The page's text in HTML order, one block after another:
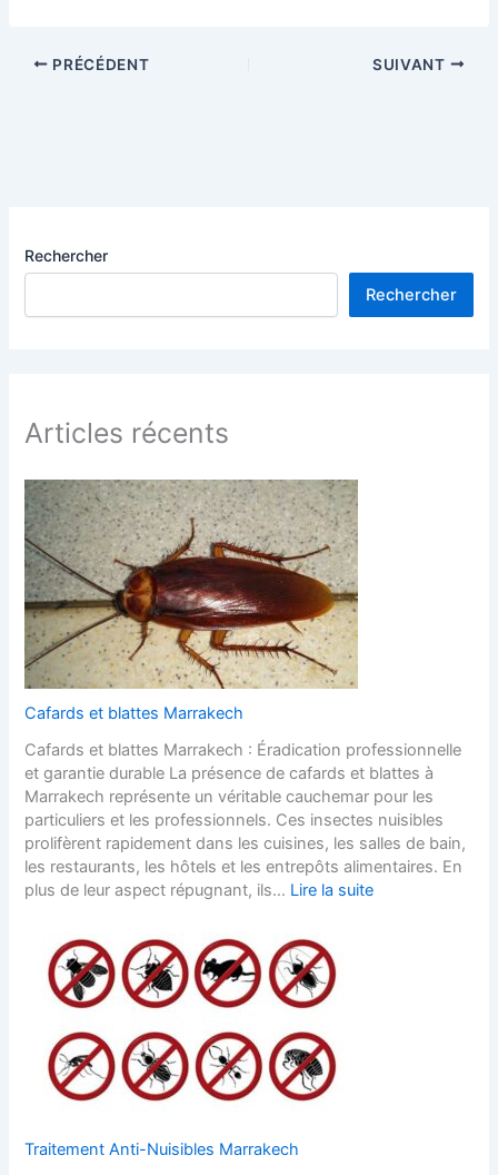
PRÉCÉDENT SUIVANT
Rechercher
Rechercher
Articles récents
Cafards et blattes Marrakech
Cafards et blattes Marrakech : Éradication professionnelle
et garantie durable La présence de cafards et blattes à
Marrakech représente un véritable cauchemar pour les
particuliers et les professionnels. Ces insectes nuisibles
prolifèrent rapidement dans les cuisines, les salles de bain,
les restaurants, les hôtels et les entrepôts alimentaires. En
plus de leur aspect répugnant, ils… Lire la suite
Traitement Anti-Nuisibles Marrakech